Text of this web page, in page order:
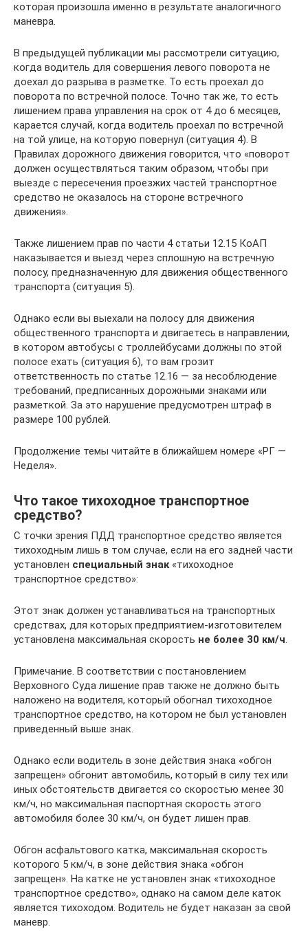
которая произошла именно в результате аналогичного
маневра.
В предыдущей публикации мы рассмотрели ситуацию,
когда водитель для совершения левого поворота не
доехал до разрыва в разметке. То есть проехал до
поворота по встречной полосе. Точно так же, то есть
лишением права управления на срок от 4 до 6 месяцев,
карается случай, когда водитель проехал по встречной
на той улице, на которую повернул (ситуация 4). В
Правилах дорожного движения говорится, что «поворот
должен осуществляться таким образом, чтобы при
выезде с пересечения проезжих частей транспортное
средство не оказалось на стороне встречного
движения».
Также лишением прав по части 4 статьи 12.15 КоАП
наказывается и выезд через сплошную на встречную
полосу, предназначенную для движения общественного
транспорта (ситуация 5).
Однако если вы выехали на полосу для движения
общественного транспорта и двигаетесь в направлении,
в котором автобусы с троллейбусами должны по этой
полосе ехать (ситуация 6), то вам грозит
ответственность по статье 12.16 — за несоблюдение
требований, предписанных дорожными знаками или
разметкой. За это нарушение предусмотрен штраф в
размере 100 рублей.
Продолжение темы читайте в ближайшем номере «РГ —
Неделя».
Что такое тихоходное транспортное
средство?
С точки зрения ПДД транспортное средство является
тихоходным лишь в том случае, если на его задней части
установлен специальный знак«тихоходное
транспортное средство»:
Этот знак должен устанавливаться на транспортных
средствах, для которых предприятием-изготовителем
установлена максимальная скорость не более 30 км/ч.
Примечание. В соответствии с постановлением
Верховного Суда лишение прав также не должно быть
наложено на водителя, который обогнал тихоходное
транспортное средство, на котором не был установлен
приведенный выше знак.
Однако если водитель в зоне действия знака «обгон
запрещен» обгонит автомобиль, который в силу тех или
иных обстоятельств двигается со скоростью менее 30
км/ч, но максимальная паспортная скорость этого
автомобиля более 30 км/ч, он будет лишен прав.
Обгон асфальтового катка, максимальная скорость
которого 5 км/ч, в зоне действия знака «обгон
запрещен». На катке не установлен знак «тихоходное
транспортное средство», однако на самом деле каток
является тихоходом. Водитель не будет наказан за свой
маневр.